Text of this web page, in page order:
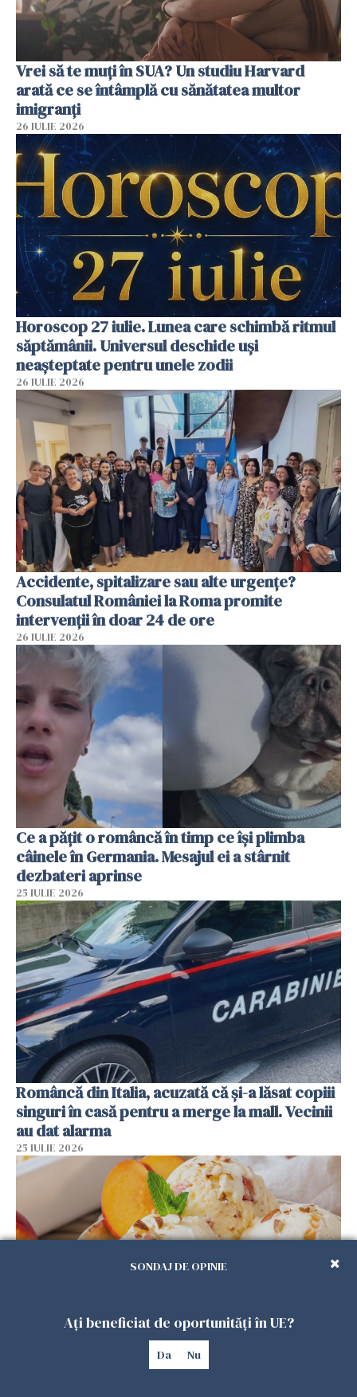
Vrei să te muți în SUA? Un studiu Harvard
arată ce se întâmplă cu sănătatea multor
imigranți
26 IULIE 2026
Horoscop 27 iulie. Lunea care schimbă ritmul
săptămânii. Universul deschide uși
neașteptate pentru unele zodii
26 IULIE 2026
Accidente, spitalizare sau alte urgențe?
Consulatul României la Roma promite
intervenții în doar 24 de ore
26 IULIE 2026
Ce a pățit o româncă în timp ce își plimba
câinele în Germania. Mesajul ei a stârnit
dezbateri aprinse
25 IULIE 2026
Româncă din Italia, acuzată că și-a lăsat copiii
singuri în casă pentru a merge la mall. Vecinii
au dat alarma
25 IULIE 2026
Înghețata de casă cu nectarine care
cucerește vara. Rețeta fără aparat, gata din
SONDAJ DE OPINIE
Ați beneficiat de oportunități în UE?
Da Nu